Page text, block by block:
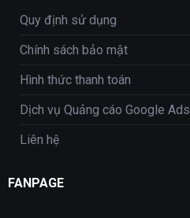
Quy định sử dụng
Chính sách bảo mật
Hình thức thanh toán
Dịch vụ Quảng cáo Google Ads
Liên hệ
FANPAGE